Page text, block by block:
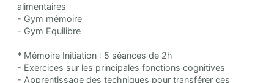
alimentaires
- Gym mémoire
- Gym Equilibre
* Mémoire Initiation : 5 séances de 2h
- Exercices sur les principales fonctions cognitives
- Apprentissage des techniques pour transférer ces